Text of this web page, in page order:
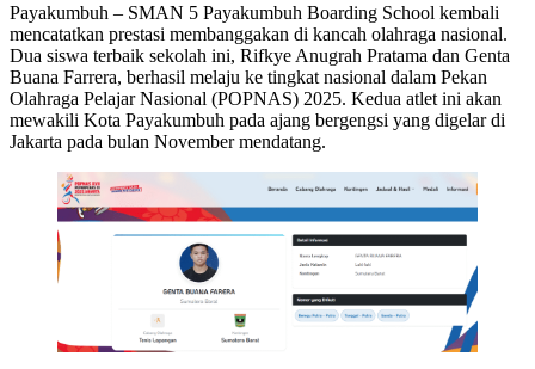
Payakumbuh – SMAN 5 Payakumbuh Boarding School kembali
mencatatkan prestasi membanggakan di kancah olahraga nasional.
Dua siswa terbaik sekolah ini, Rifkye Anugrah Pratama dan Genta
Buana Farrera, berhasil melaju ke tingkat nasional dalam Pekan
Olahraga Pelajar Nasional (POPNAS) 2025. Kedua atlet ini akan
mewakili Kota Payakumbuh pada ajang bergengsi yang digelar di
Jakarta pada bulan November mendatang.